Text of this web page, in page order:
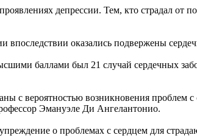
депрессии. Тем, кто страдал от
оказались подвержены
баллами был 21 случай сердечных
с вероятностью возникновения проблем
Эмануэле Ди Ангелантонио.
о проблемах с сердцем для